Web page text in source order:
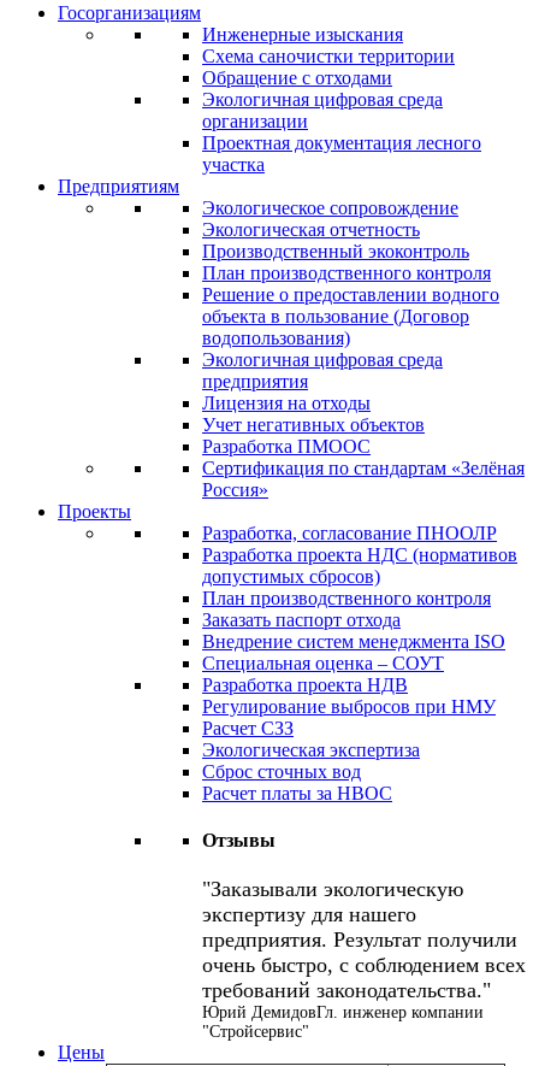
Госорганизациям
Инженерные изыскания
Схема саночистки территории
Обращение с отходами
Экологичная цифровая среда
организации
Проектная документация лесного
участка
Предприятиям
Экологическое сопровождение
Экологическая отчетность
Производственный экоконтроль
План производственного контроля
Решение о предоставлении водного
объекта в пользование (Договор
водопользования)
Экологичная цифровая среда
предприятия
Лицензия на отходы
Учет негативных объектов
Разработка ПМООС
Сертификация по стандартам «Зелёная
Россия»
Проекты
Разработка, согласование ПНООЛР
Разработка проекта НДС (нормативов
допустимых сбросов)
План производственного контроля
Заказать паспорт отхода
Внедрение систем менеджмента ISO
Специальная оценка – СОУТ
Разработка проекта НДВ
Регулирование выбросов при НМУ
Расчет СЗЗ
Экологическая экспертиза
Сброс сточных вод
Расчет платы за НВОС
Отзывы
Заказывали экологическую
экспертизу для нашего
предприятия. Результат получили
очень быстро, с соблюдением всех
требований законодательства.
Юрий ДемидовГл. инженер компании
"Стройсервис"
Цены